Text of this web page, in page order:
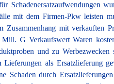
Schadenersatzaufwendungen
mit dem Firmen-Pkw leisten
Zusammenhang mit verkauften
G Verkaufswert Waren
und zu Werbezwecken
Lieferungen als Ersatzlieferung
Schaden durch